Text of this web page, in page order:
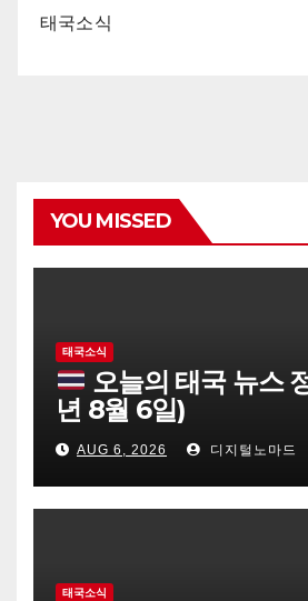
태국소식
YOU MISSED
태국소식
오늘의 태국 뉴스
년 8월 6일)
AUG 6, 2026 디지털노마드
태국소식